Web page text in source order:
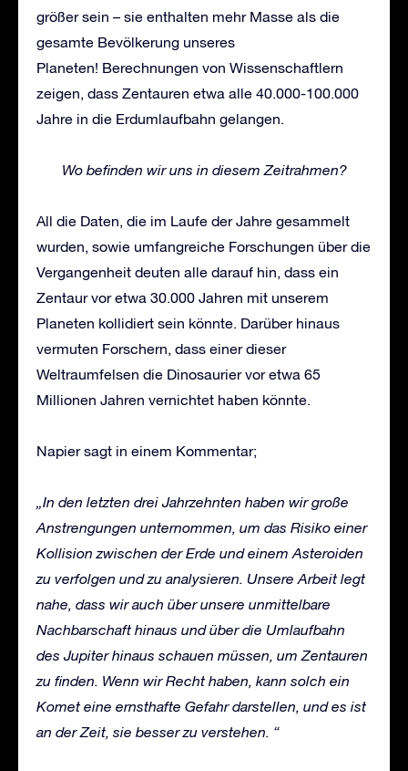
größer sein – sie enthalten mehr Masse als die
gesamte Bevölkerung unseres
Planeten! Berechnungen von Wissenschaftlern
zeigen, dass Zentauren etwa alle 40.000-100.000
Jahre in die Erdumlaufbahn gelangen.
Wo befinden wir uns in diesem Zeitrahmen?
All die Daten, die im Laufe der Jahre gesammelt
wurden, sowie umfangreiche Forschungen über die
Vergangenheit deuten alle darauf hin, dass ein
Zentaur vor etwa 30.000 Jahren mit unserem
Planeten kollidiert sein könnte. Darüber hinaus
vermuten Forschern, dass einer dieser
Weltraumfelsen die Dinosaurier vor etwa 65
Millionen Jahren vernichtet haben könnte.
Napier sagt in einem Kommentar;
„In den letzten drei Jahrzehnten haben wir große
Anstrengungen unternommen, um das Risiko einer
Kollision zwischen der Erde und einem Asteroiden
zu verfolgen und zu analysieren. Unsere Arbeit legt
nahe, dass wir auch über unsere unmittelbare
Nachbarschaft hinaus und über die Umlaufbahn
des Jupiter hinaus schauen müssen, um Zentauren
zu finden. Wenn wir Recht haben, kann solch ein
Komet eine ernsthafte Gefahr darstellen, und es ist
an der Zeit, sie besser zu verstehen. “